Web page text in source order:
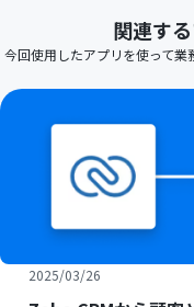
関連す
今回使用したアプリを使って
2025/03/26